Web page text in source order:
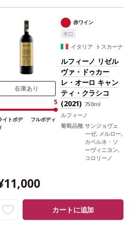
タックは力強く、素晴らしい熟成感にタン
ニンが溶け込み、滑らかなフィニッシュへと
葡萄品種
メルロー 88%、カベルネ・フ
ラン 12%
在庫あり
5
イトボデ
フルボディ
赤ワイン
辛口
イタリア トスカーナ
ルフィーノ リゼル
ヴァ・ドゥカー
レ・オーロ キャン
ティ・クラシコ
(2021) 750ml
ルフィーノ
葡萄品種:サンジョヴェ
ーゼ, メルロー,
カベルネ・ソ
ーヴィニヨン,
コロリーノ
カートに追加